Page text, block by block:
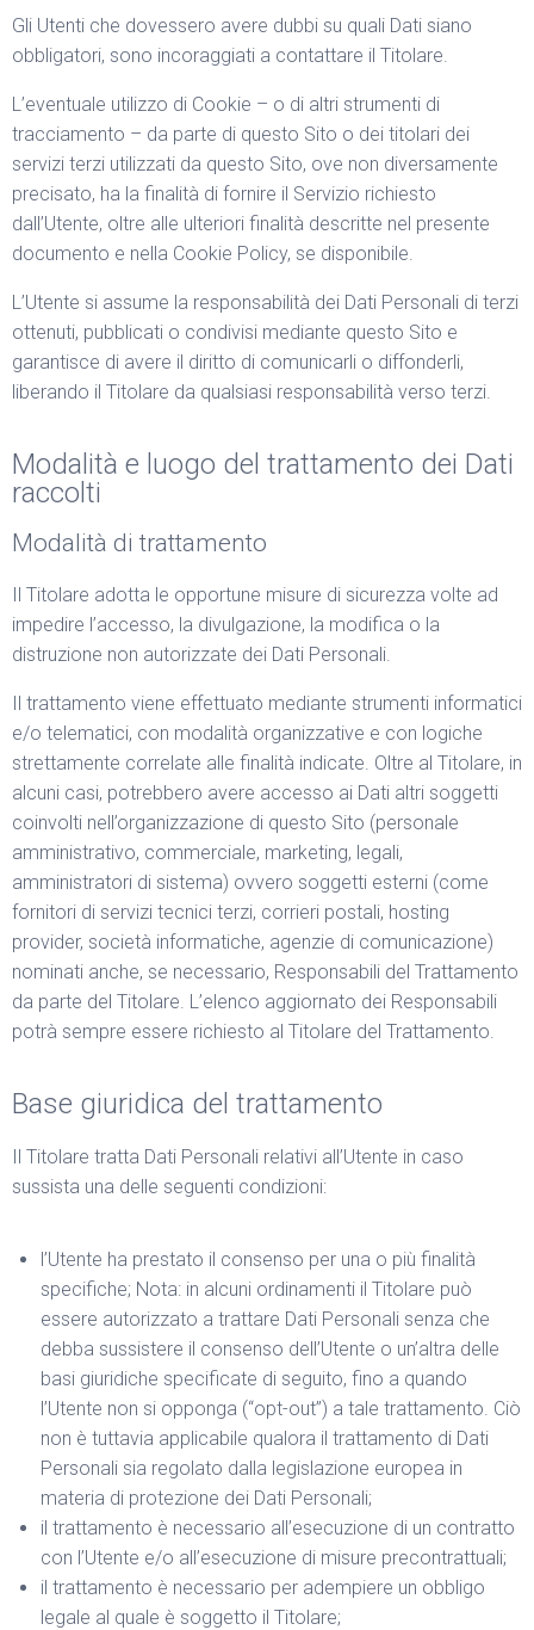
Gli Utenti che dovessero avere dubbi su quali Dati siano
obbligatori, sono incoraggiati a contattare il Titolare.
L’eventuale utilizzo di Cookie – o di altri strumenti di
tracciamento – da parte di questo Sito o dei titolari dei
servizi terzi utilizzati da questo Sito, ove non diversamente
precisato, ha la finalità di fornire il Servizio richiesto
dall’Utente, oltre alle ulteriori finalità descritte nel presente
documento e nella Cookie Policy, se disponibile.
L’Utente si assume la responsabilità dei Dati Personali di terzi
ottenuti, pubblicati o condivisi mediante questo Sito e
garantisce di avere il diritto di comunicarli o diffonderli,
liberando il Titolare da qualsiasi responsabilità verso terzi.
Modalità e luogo del trattamento dei Dati
raccolti
Modalità di trattamento
Il Titolare adotta le opportune misure di sicurezza volte ad
impedire l’accesso, la divulgazione, la modifica o la
distruzione non autorizzate dei Dati Personali.
Il trattamento viene effettuato mediante strumenti informatici
e/o telematici, con modalità organizzative e con logiche
strettamente correlate alle finalità indicate. Oltre al Titolare, in
alcuni casi, potrebbero avere accesso ai Dati altri soggetti
coinvolti nell’organizzazione di questo Sito (personale
amministrativo, commerciale, marketing, legali,
amministratori di sistema) ovvero soggetti esterni (come
fornitori di servizi tecnici terzi, corrieri postali, hosting
provider, società informatiche, agenzie di comunicazione)
nominati anche, se necessario, Responsabili del Trattamento
da parte del Titolare. L’elenco aggiornato dei Responsabili
potrà sempre essere richiesto al Titolare del Trattamento.
Base giuridica del trattamento
Il Titolare tratta Dati Personali relativi all’Utente in caso
sussista una delle seguenti condizioni:
l’Utente ha prestato il consenso per una o più finalità
specifiche; Nota: in alcuni ordinamenti il Titolare può
essere autorizzato a trattare Dati Personali senza che
debba sussistere il consenso dell’Utente o un’altra delle
basi giuridiche specificate di seguito, fino a quando
l’Utente non si opponga (“opt-out”) a tale trattamento. Ciò
non è tuttavia applicabile qualora il trattamento di Dati
Personali sia regolato dalla legislazione europea in
materia di protezione dei Dati Personali;
il trattamento è necessario all’esecuzione di un contratto
con l’Utente e/o all’esecuzione di misure precontrattuali;
il trattamento è necessario per adempiere un obbligo
legale al quale è soggetto il Titolare;